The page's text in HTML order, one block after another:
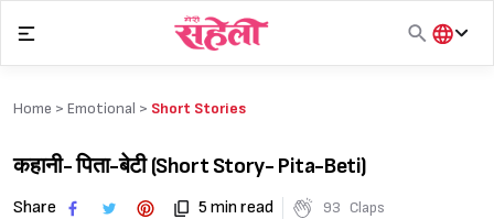
content
हिंदी
Home > Emotional > Short Stories
कहानी- पिता-बेटी (Short Story- Pita-Beti)
Share 5 min read 93 Claps